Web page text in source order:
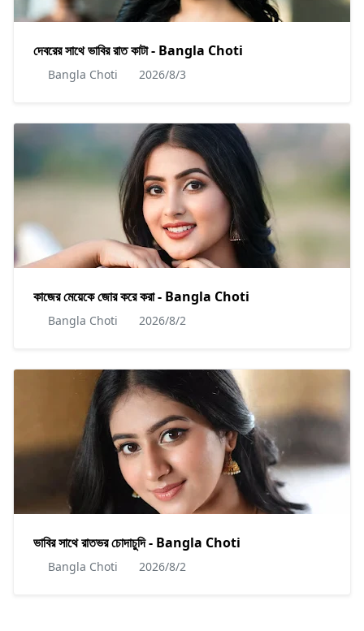
দেবরের সাথে ভাবির রাত কাটা - Bangla Choti
Bangla Choti 2026/8/3
কাজের মেয়েকে জোর করে করা - Bangla Choti
Bangla Choti 2026/8/2
ভাবির সাথে রাতভর চোদাচুদি - Bangla Choti
Bangla Choti 2026/8/2